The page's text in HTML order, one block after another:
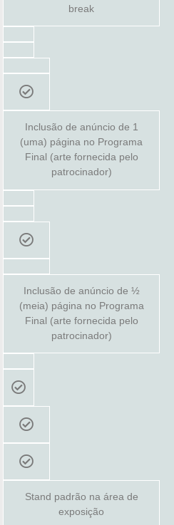
break
Inclusão de anúncio de 1
(uma) página no Programa
Final (arte fornecida pelo
patrocinador)
Inclusão de anúncio de ½
(meia) página no Programa
Final (arte fornecida pelo
patrocinador)
Stand padrão na área de
exposição